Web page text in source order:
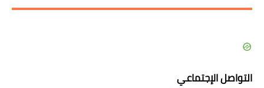
التواصل الإجتماعي